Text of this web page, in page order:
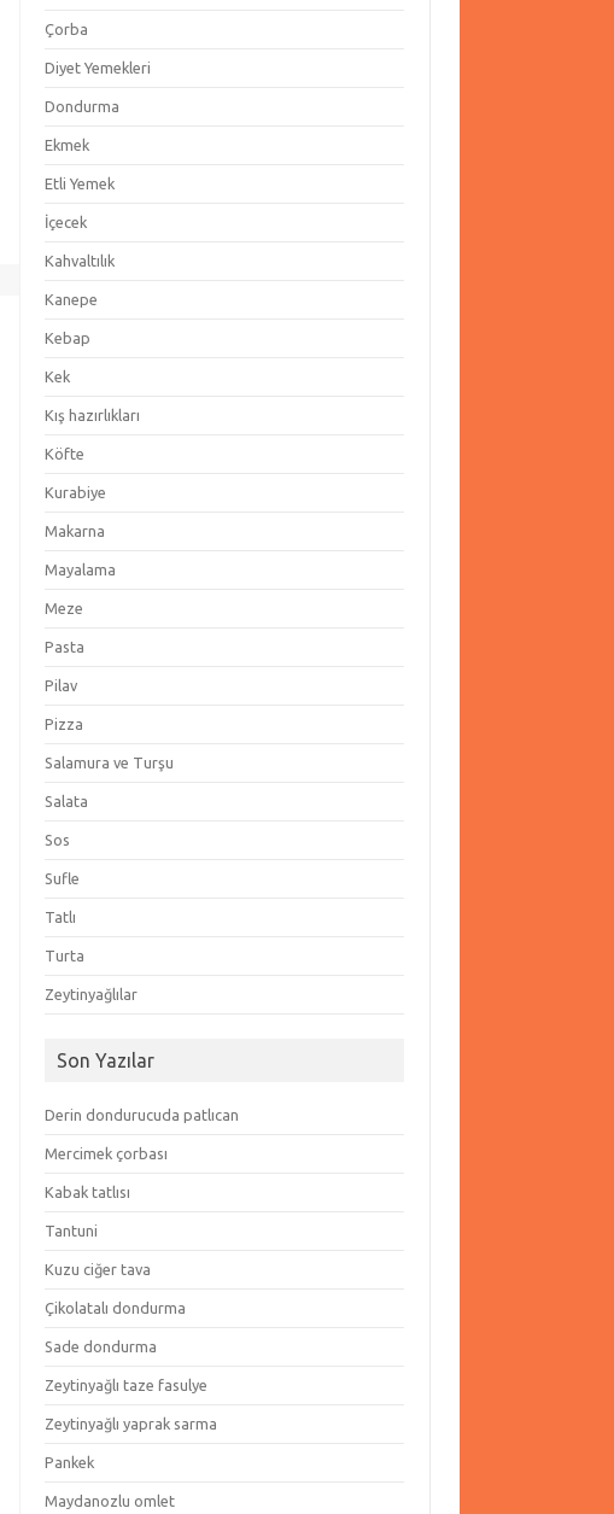
Çorba
Diyet Yemekleri
Dondurma
Ekmek
Etli Yemek
İçecek
Kahvaltılık
Kanepe
Kebap
Kek
Kış hazırlıkları
Köfte
Kurabiye
Makarna
Mayalama
Meze
Pasta
Pilav
Pizza
Salamura ve Turşu
Salata
Sos
Sufle
Tatlı
Turta
Zeytinyağlılar
Son Yazılar
Derin dondurucuda patlıcan
Mercimek çorbası
Kabak tatlısı
Tantuni
Kuzu ciğer tava
Çikolatalı dondurma
Sade dondurma
Zeytinyağlı taze fasulye
Zeytinyağlı yaprak sarma
Pankek
Maydanozlu omlet